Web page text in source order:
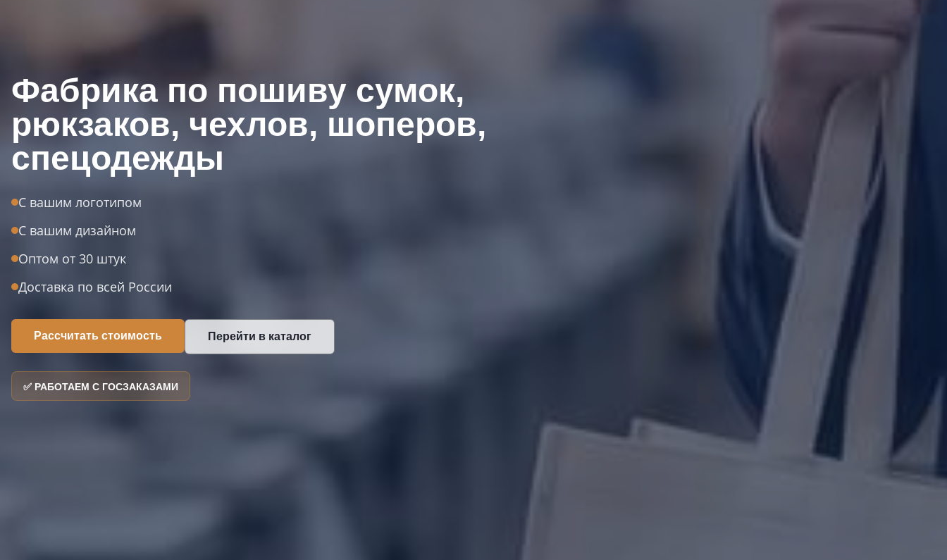
Фабрика по пошиву сумок,
рюкзаков, чехлов, шоперов,
спецодежды
С вашим логотипом
С вашим дизайном
Оптом от 30 штук
Доставка по всей России
Рассчитать стоимость Перейти в каталог
✅ РАБОТАЕМ С ГОСЗАКАЗАМИ